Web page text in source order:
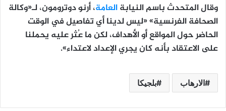
وقال المتحدث باسم النيابةالعامة، أرنو دوترومون، لـ«وكالة
الصحافة الفرنسية» «ليس لدينا أي تفاصيل في الوقت
الحاضر حول المواقع أو الأهداف، لكن ما عُثر عليه يحملنا
على الاعتقاد بأنه كان يجري الإعداد لاعتداء».
الارهاب بلجيكا